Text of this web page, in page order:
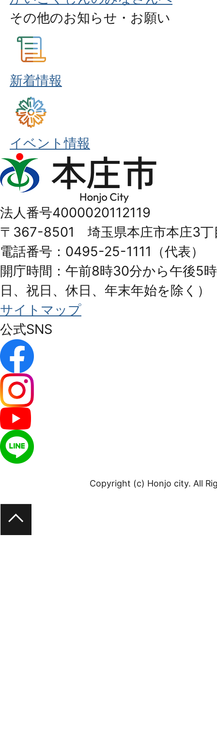
その他のお知らせ・お願い
新着情報
イベント情報
本
庄
Honjo
City
法人番号4000020112119
〒367-8501 埼玉県本庄市本庄3丁
電話番号：0495-25-1111（代表）
開庁時間：午前8時30分から午後5
日、祝日、休日、年末年始を除く）
サイトマップ
公式SNS
Copyright (c) Honjo city. All